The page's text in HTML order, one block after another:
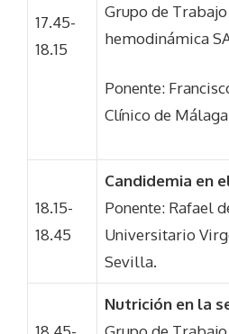
17.45-
18.15
Grupo de
hemodinámica
Ponente:
Clínico de Málaga
18.15-
18.45
Candidemia en
Ponente: Rafael
Universitario
Sevilla.
Nutrición en la